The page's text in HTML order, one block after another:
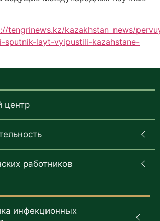
tengrinews.kz/kazakhstan_news/
sputnik-layt-vyipustili-kazahstane-
центр
работников
инфекционных